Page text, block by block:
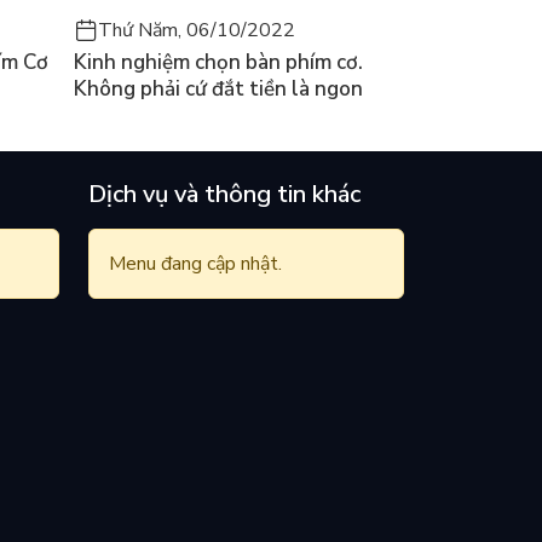
Cơ
Thứ Năm, 06/10/2022
Kinh nghiệm chọn bàn phím cơ.
Không phải cứ đắt tiền là ngon
Dịch vụ và thông tin khác
Menu đang cập nhật.